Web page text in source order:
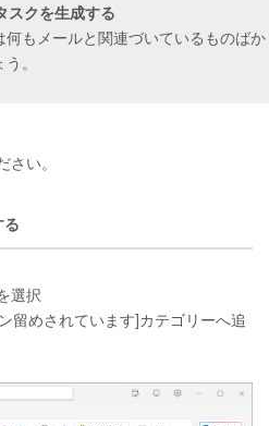
スクを生成する
何もメールと関連づいているものば
。
い。
選択
留めされています]カテゴリーへ追